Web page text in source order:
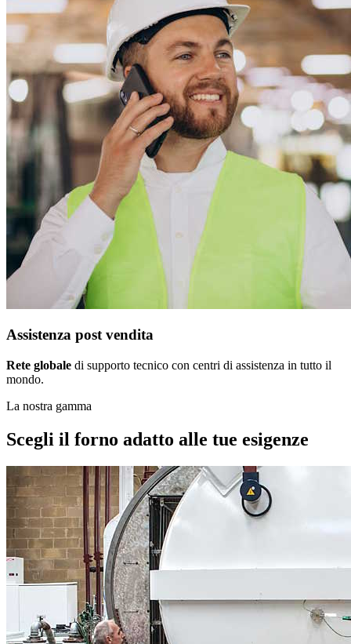
Assistenza post vendita
Rete globale di supporto tecnico con centri di assistenza in tutto il
mondo.
La nostra gamma
Scegli il forno adatto alle tue esigenze